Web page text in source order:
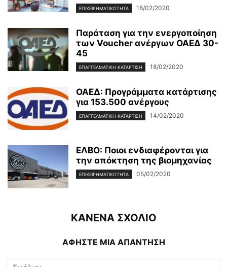
ΕΠΙΧΕΙΡΗΜΑΤΙΚΌΤΗΤΑ 18/02/2020
Παράταση για την ενεργοποίηση
των Voucher ανέργων ΟΑΕΔ 30-
45
ΕΠΑΓΓΕΛΜΑΤΙΚΉ ΚΑΤΆΡΤΙΣΗ 18/02/2020
ΟΑΕΔ: Προγράμματα κατάρτισης
για 153.500 ανέργους
ΕΠΑΓΓΕΛΜΑΤΙΚΉ ΚΑΤΆΡΤΙΣΗ 14/02/2020
ΕΛΒΟ: Ποιοι ενδιαφέρονται για
την απόκτηση της βιομηχανίας
ΕΠΙΧΕΙΡΗΜΑΤΙΚΌΤΗΤΑ 05/02/2020
ΚΑΝΕΝΑ ΣΧΟΛΙΟ
ΑΦΗΣΤΕ ΜΙΑ ΑΠΑΝΤΗΣΗ